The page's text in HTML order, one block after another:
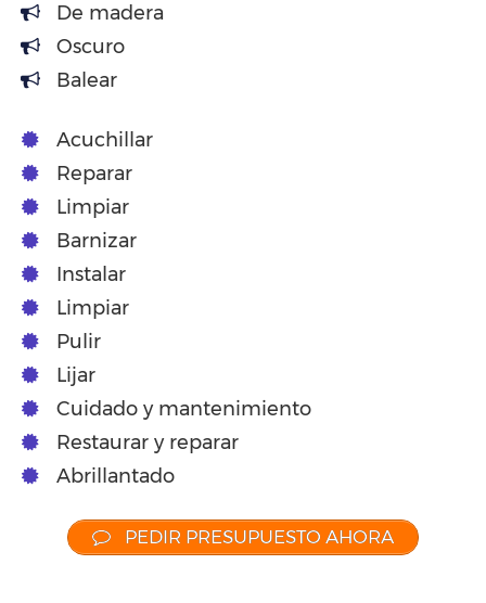
De madera
Oscuro
Balear
Acuchillar
Reparar
Limpiar
Barnizar
Instalar
Limpiar
Pulir
Lijar
Cuidado y mantenimiento
Restaurar y reparar
Abrillantado
PEDIR PRESUPUESTO AHORA